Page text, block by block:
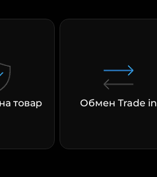
товар Обмен Trade in